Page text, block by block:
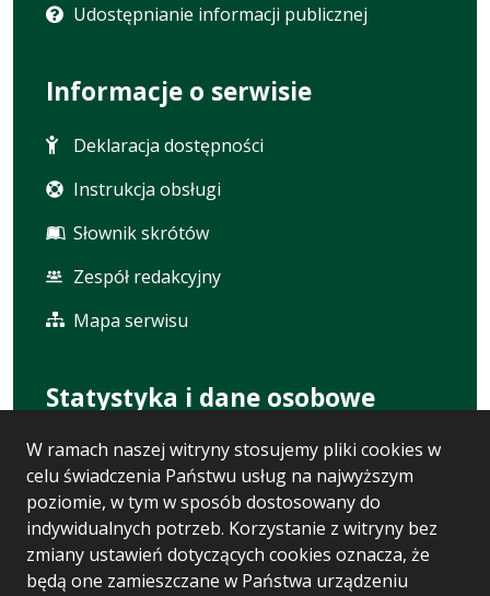
W ramach naszej witryny stosujemy pliki cookies w
celu świadczenia Państwu usług na najwyższym
poziomie, w tym w sposób dostosowany do
indywidualnych potrzeb. Korzystanie z witryny bez
zmiany ustawień dotyczących cookies oznacza, że
będą one zamieszczane w Państwa urządzeniu
Udostępnianie informacji publicznej
Informacje o serwisie
Deklaracja dostępności
Instrukcja obsługi
Słownik skrótów
Zespół redakcyjny
Mapa serwisu
Statystyka i dane osobowe
Statystyki oglądalności
Ostatnio dodane
Polityka prywatności
RODO